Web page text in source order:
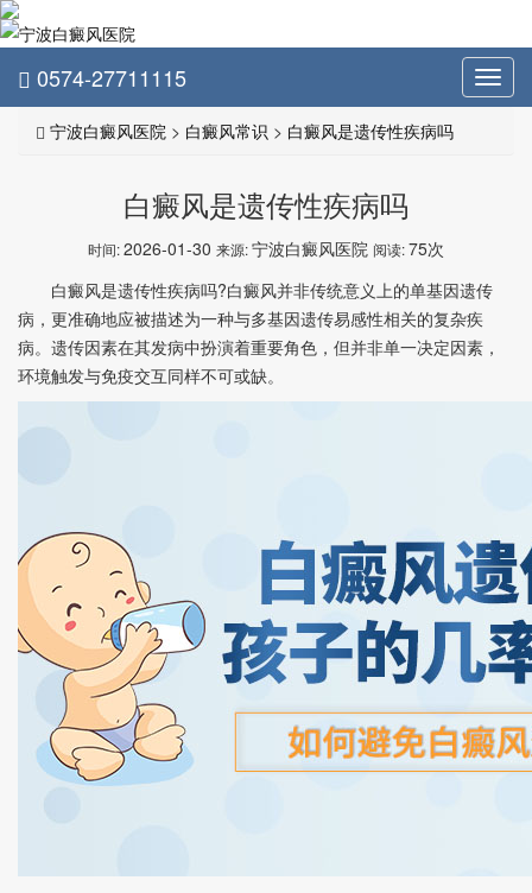
0574-27711115
宁波白癜风医院 > 白癜风常识 > 白癜风是遗传性疾病吗
白癜风是遗传性疾病吗
时间:2026-01-30 来源:宁波白癜风医院 阅读:75次
白癜风是遗传性疾病吗?白癜风并非传统意义上的单基因遗传
病，更准确地应被描述为一种与多基因遗传易感性相关的复杂疾
病。遗传因素在其发病中扮演着重要角色，但并非单一决定因素，
环境触发与免疫交互同样不可或缺。